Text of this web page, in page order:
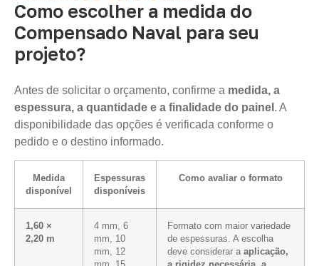
Como escolher a medida do
Compensado Naval para seu
projeto?
Antes de solicitar o orçamento, confirme a medida, a
espessura, a quantidade e a finalidade do painel . A
disponibilidade das opções é verificada conforme o
pedido e o destino informado.
Medida
disponível
Espessuras
disponíveis
Como avaliar o formato
1,60 ×
2,20 m
4 mm, 6
mm, 10
mm, 12
Formato com maior variedade
de espessuras. A escolha
deve considerar a aplicação,